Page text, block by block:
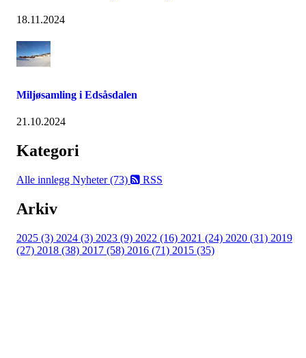
18.11.2024
Miljøsamling i Edsåsdalen
21.10.2024
Kategori
Alle innlegg Nyheter (73) RSS
Arkiv
2025 (3) 2024 (3) 2023 (9) 2022 (16) 2021 (24) 2020 (31) 2019
(27) 2018 (38) 2017 (58) 2016 (71) 2015 (35)